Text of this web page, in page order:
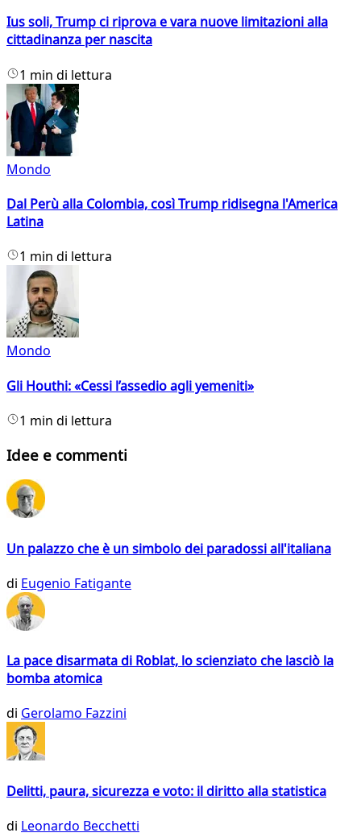
Ius soli, Trump ci riprova e vara nuove limitazioni alla
cittadinanza per nascita
1 min di lettura
Mondo
Dal Perù alla Colombia, così Trump ridisegna l'America
Latina
1 min di lettura
Mondo
Gli Houthi: «Cessi l’assedio agli yemeniti»
1 min di lettura
Idee e commenti
Un palazzo che è un simbolo dei paradossi all'italiana
di Eugenio Fatigante
La pace disarmata di Roblat, lo scienziato che lasciò la
bomba atomica
di Gerolamo Fazzini
Delitti, paura, sicurezza e voto: il diritto alla statistica
di Leonardo Becchetti